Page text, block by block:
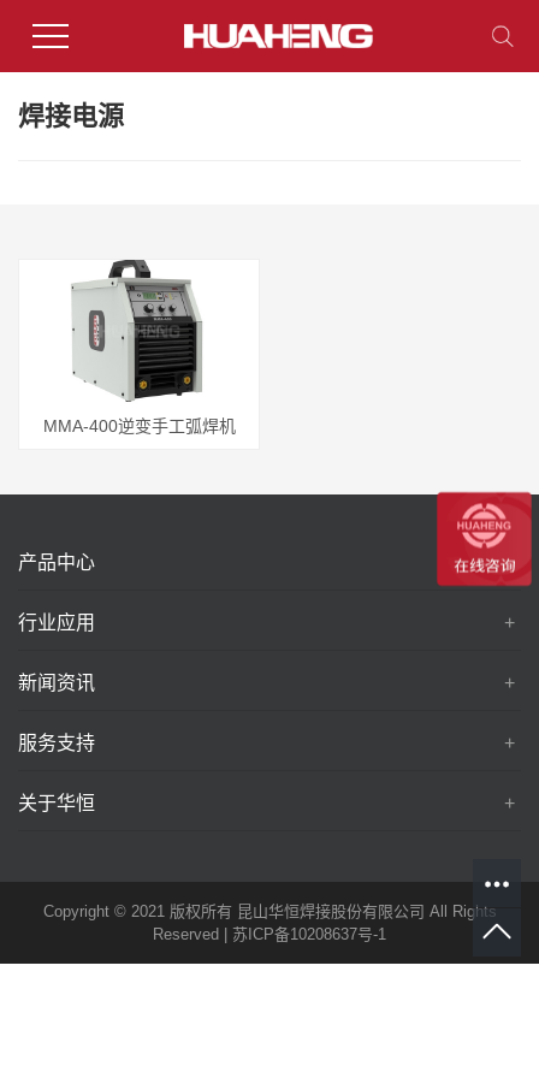
焊接电源
MMA-400逆变手工弧焊机
产品中心
行业应用
新闻资讯
服务支持
关于华恒
Copyright © 2021 版权所有 昆山华恒焊接股份有限公司 All Rights
Reserved | 苏ICP备10208637号-1